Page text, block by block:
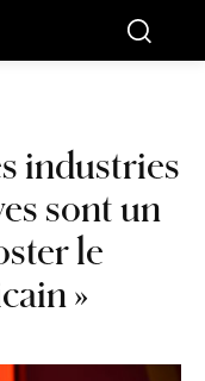
industries
sont un
le
»